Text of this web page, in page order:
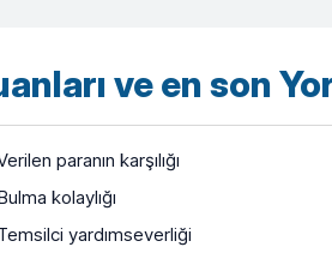
ve en son
paranın karşılığı
kolaylığı
yardımseverliği